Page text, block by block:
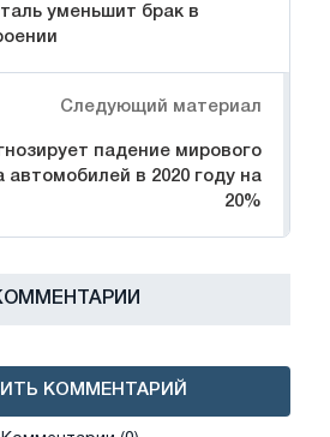
уменьшит брак в
Следующий материал
падение мирового
автомобилей в 2020 году на
20%
КОММЕНТАРИЙ